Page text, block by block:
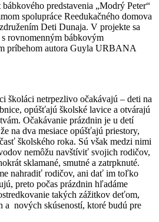
predstavenia „Modrý Peter“
spolupráce Reedukačného domova
Deti Dunaja. V projekte sa
rovnomenným bábkovým
príbehom autora Guyla URBANA
školáci netrpezlivo očakávajú – deti na
opúšťajú školské lavice a otvárajú
Očakávanie prázdnin je u detí
na dva mesiace opúšťajú priestory,
školského roka. Sú však medzi nimi
nemôžu navštíviť svojich rodičov,
sklamané, smutné a zatrpknuté.
nahradiť rodičov, ani dať im toľko
preto počas prázdnin hľadáme
takých zážitkov deťom,
a nových skúseností, ktoré budú pre